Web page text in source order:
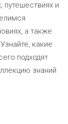
и
а также
какие
подходят
знаний